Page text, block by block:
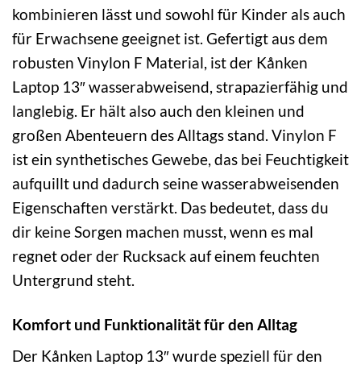
kombinieren lässt und sowohl für Kinder als auch
für Erwachsene geeignet ist. Gefertigt aus dem
robusten Vinylon F Material, ist der Kånken
Laptop 13″ wasserabweisend, strapazierfähig und
langlebig. Er hält also auch den kleinen und
großen Abenteuern des Alltags stand. Vinylon F
ist ein synthetisches Gewebe, das bei Feuchtigkeit
aufquillt und dadurch seine wasserabweisenden
Eigenschaften verstärkt. Das bedeutet, dass du
dir keine Sorgen machen musst, wenn es mal
regnet oder der Rucksack auf einem feuchten
Untergrund steht.
Komfort und Funktionalität für den Alltag
Der Kånken Laptop 13″ wurde speziell für den